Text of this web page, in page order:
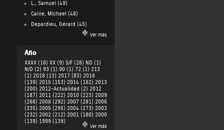
L., Samuel (49)
Caine, Michael (48)
Depardieu, Gérard (45)
Ver más
Año
XXXX (18) XX (9) S/F (28) ND (1)
N/D (2) 93 (1) 90 (1) 72 (1) 213
(1) 2018 (13) 2017 (83) 2016
(139) 2015 (153) 2014 (162) 2013
(200) 2012-Actualidad (2) 2012
(187) 2011 (222) 2010 (223) 2009
(268) 2008 (292) 2007 (281) 2006
(335) 2005 (295) 2004 (273) 2003
(232) 2002 (212) 2001 (180) 2000
(139) 1999 (139)
Ver más